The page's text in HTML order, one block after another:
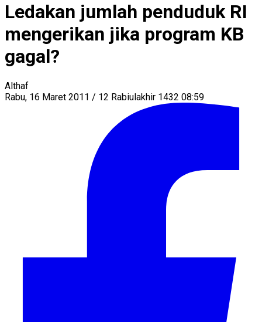
Ledakan jumlah penduduk RI
mengerikan jika program KB
gagal?
Althaf
Rabu, 16 Maret 2011 / 12 Rabiulakhir 1432 08:59